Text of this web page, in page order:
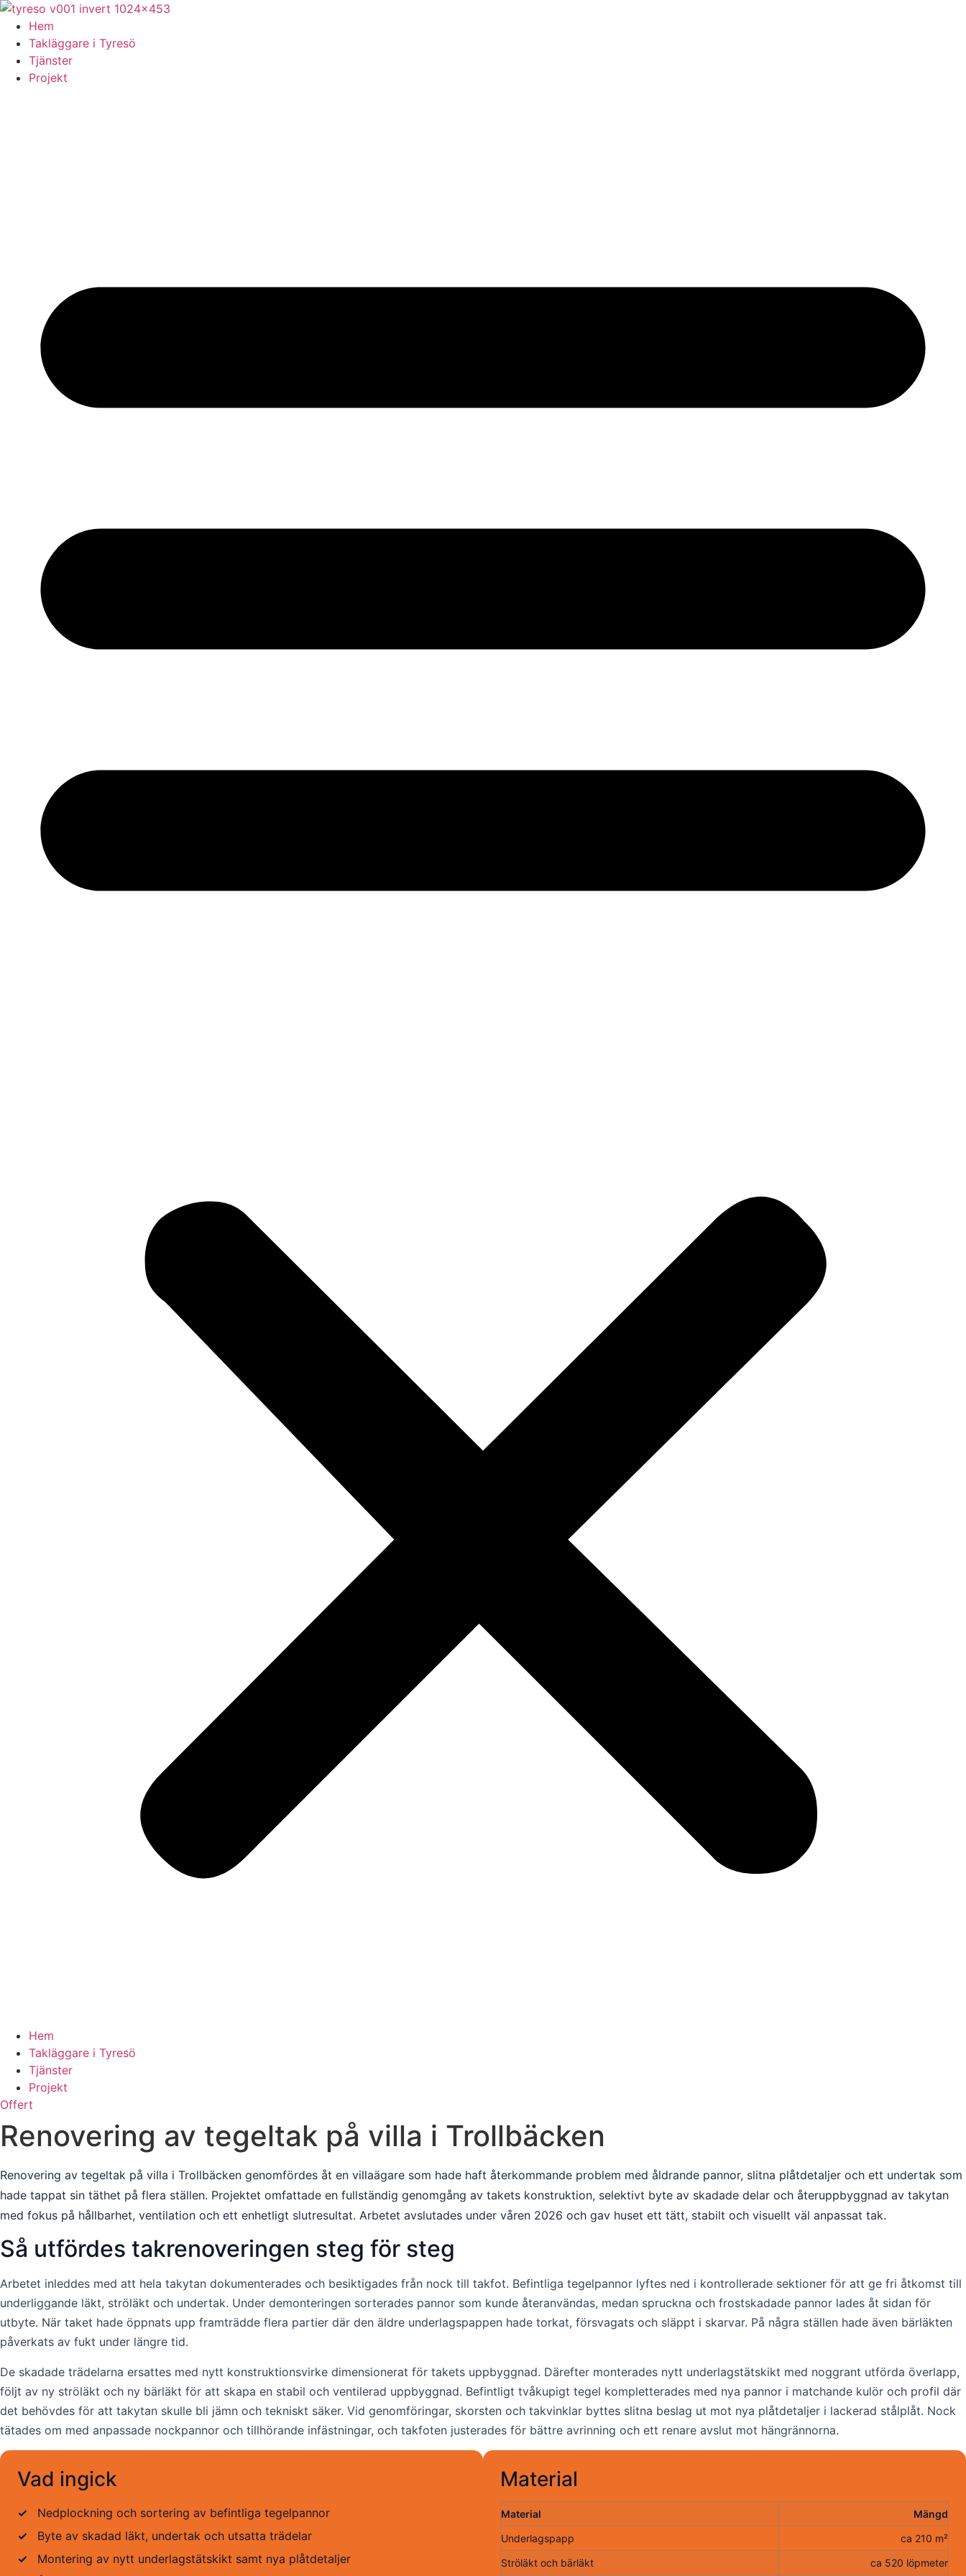
Skip
content
Hem
Takläggare i Tyresö
Tjänster
Projekt
Hem
Takläggare i Tyresö
Tjänster
Projekt
Offert
Renovering av tegeltak på villa i Trollbäcken
Renovering av tegeltak på villa i Trollbäcken genomfördes åt en villaägare som hade haft återkommande problem med åldrande pannor, slitna plåtdetaljer och ett undertak som
hade tappat sin täthet på flera ställen. Projektet omfattade en fullständig genomgång av takets konstruktion, selektivt byte av skadade delar och återuppbyggnad av takytan
med fokus på hållbarhet, ventilation och ett enhetligt slutresultat. Arbetet avslutades under våren 2026 och gav huset ett tätt, stabilt och visuellt väl anpassat tak.
Så utfördes takrenoveringen steg för steg
Arbetet inleddes med att hela takytan dokumenterades och besiktigades från nock till takfot. Befintliga tegelpannor lyftes ned i kontrollerade sektioner för att ge fri åtkomst till
underliggande läkt, ströläkt och undertak. Under demonteringen sorterades pannor som kunde återanvändas, medan spruckna och frostskadade pannor lades åt sidan för
utbyte. När taket hade öppnats upp framträdde flera partier där den äldre underlagspappen hade torkat, försvagats och släppt i skarvar. På några ställen hade även bärläkten
påverkats av fukt under längre tid.
De skadade trädelarna ersattes med nytt konstruktionsvirke dimensionerat för takets uppbyggnad. Därefter monterades nytt underlagstätskikt med noggrant utförda överlapp,
följt av ny ströläkt och ny bärläkt för att skapa en stabil och ventilerad uppbyggnad. Befintligt tvåkupigt tegel kompletterades med nya pannor i matchande kulör och profil där
det behövdes för att takytan skulle bli jämn och tekniskt säker. Vid genomföringar, skorsten och takvinklar byttes slitna beslag ut mot nya plåtdetaljer i lackerad stålplåt. Nock
tätades om med anpassade nockpannor och tillhörande infästningar, och takfoten justerades för bättre avrinning och ett renare avslut mot hängrännorna.
Vad ingick
✓
Nedplockning och sortering av befintliga tegelpannor
✓
Byte av skadad läkt, undertak och utsatta trädelar
✓
Montering av nytt underlagstätskikt samt nya plåtdetaljer
Material
Material
Mängd
Underlagspapp
ca 210 m²
Ströläkt och bärläkt
ca 520 löpmeter